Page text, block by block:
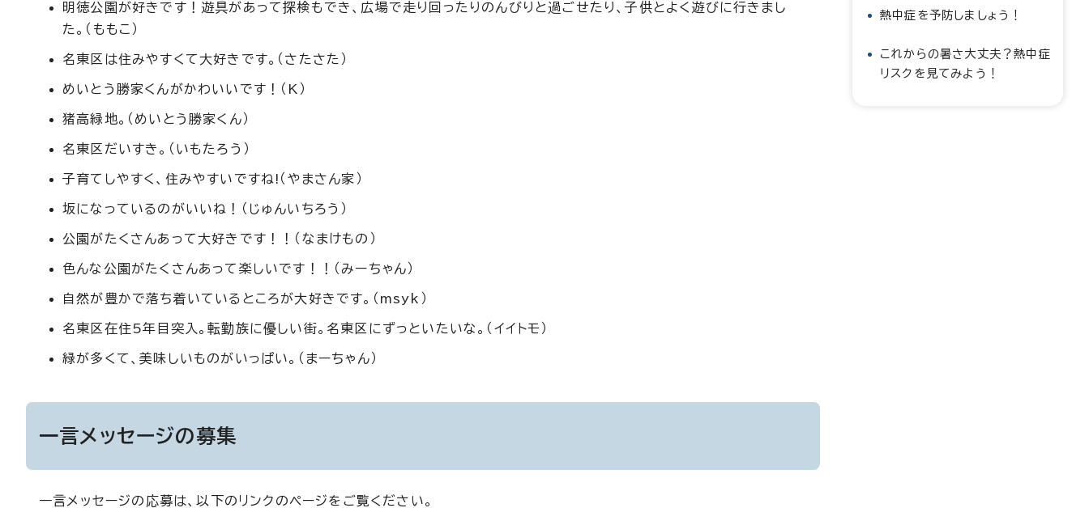
明徳公園が好きです！遊具があって探検もでき、広場で走り回ったりのんびりと過ごせたり、子供とよく遊びに行きまし
た。（ももこ）
名東区は住みやすくて大好きです。（さたさた）
めいとう勝家くんがかわいいです！（K）
猪高緑地。（めいとう勝家くん）
名東区だいすき。（いもたろう）
子育てしやすく、住みやすいですね!（やまさん家）
坂になっているのがいいね！（じゅんいちろう）
公園がたくさんあって大好きです！！（なまけもの）
色んな公園がたくさんあって楽しいです！！（みーちゃん）
自然が豊かで落ち着いているところが大好きです。（msyk）
名東区在住5年目突入。転勤族に優しい街。名東区にずっといたいな。（イイトモ）
緑が多くて、美味しいものがいっぱい。（まーちゃん）
一言メッセージの募集
一言メッセージの応募は、以下のリンクのページをご覧ください。
熱中症を予防しましょう！
これからの暑さ大丈夫？熱中症
リスクを見てみよう！